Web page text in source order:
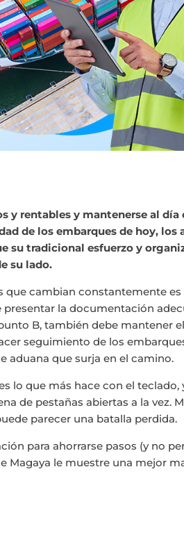
y rentables y mantenerse al día
de los embarques de hoy, los
su tradicional esfuerzo y
su lado.
cambian constantemente es
presentar la documentación
B, también debe mantener
seguimiento de los
aduana que surja en el camino.
lo que más hace con el teclado,
de pestañas abiertas a la vez.
parecer una batalla perdida.
para ahorrarse pasos (y no
Magaya le muestre una mejor